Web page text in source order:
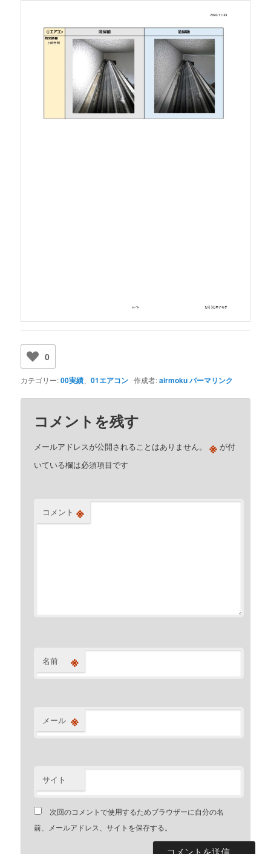
0
カテゴリー:00実績 、01エアコン 作成者:airmokuパーマリンク
コメントを残す
メールアドレスが公開されることはありません。 ※ が付
いている欄は必須項目です
コメント ※
名前 ※
メール ※
サイト
次回のコメントで使用するためブラウザーに自分の名
前、メールアドレス、サイトを保存する。